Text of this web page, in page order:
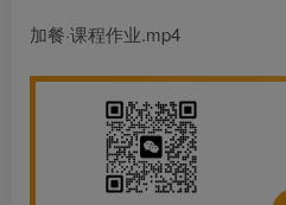
加餐·课程作业.mp4